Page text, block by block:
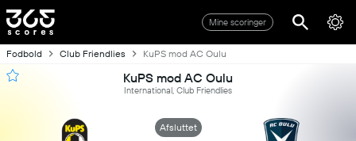
Mine scoringer
Fodbold Club Friendlies KuPS mod AC Oulu
KuPS mod AC Oulu
International, Club Friendlies
Afsluttet